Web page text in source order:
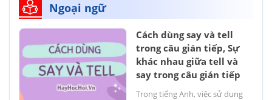
Ngoại ngữ
Cách dùng say và tell
trong câu gián tiếp, Sự
khác nhau giữa tell và
say trong câu gián tiếp
Trong tiếng Anh, việc sử dụng